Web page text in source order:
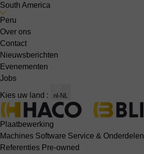
South America
Peru
Over ons
Contact
Nieuwsberichten
Evenementen
Jobs
Kies uw land : nl-NL
Plaatbewerking
Machines Software Service & Onderdelen
Referenties Pre-owned